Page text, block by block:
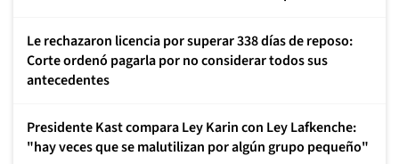
Le rechazaron licencia por superar 338 días de reposo:
Corte ordenó pagarla por no considerar todos sus
antecedentes
Presidente Kast compara Ley Karin con Ley Lafkenche:
"hay veces que se malutilizan por algún grupo pequeño"